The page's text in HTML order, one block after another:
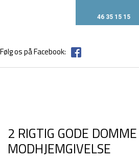
46 35 15 15
Følg os på Facebook:
​2 RIGTIG GODE
MODHJEMGIVELSE